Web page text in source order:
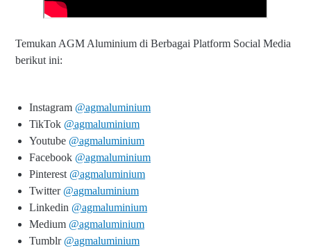
Temukan AGM Aluminium di Berbagai Platform Social Media
berikut ini:
Instagram @agmaluminium
TikTok @agmaluminium
Youtube @agmaluminium
Facebook @agmaluminium
Pinterest @agmaluminium
Twitter @agmaluminium
Linkedin @agmaluminium
Medium @agmaluminium
Tumblr @agmaluminium